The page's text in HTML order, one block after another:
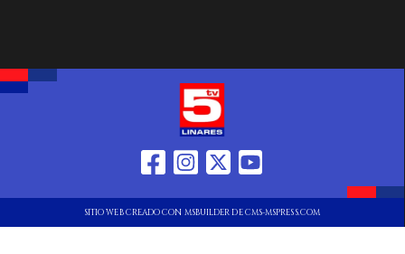
SITIO WEB CREADO CON MSBUILDER DE CMS-MSPRESS.COM